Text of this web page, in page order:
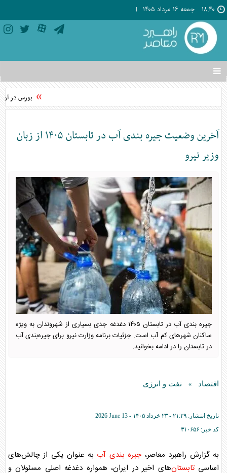
۱۸:۴۰ جمعه ۱۶ مرداد ۱۴۰۵
تغییر
وضعیت
منوی
ها
بورس در
آخرین وضعیت جیره بندی آب در تابستان ۱۴۰۵ از زبان
وزیر نیرو
جیره بندی آب در تابستان ۱۴۰۵ دغدغه جدی بسیاری از شهروندان به ویژه
ساکنان شهرهای کم آب است. جزئیات برنامه وزارت نیرو برای جیره‌بندی آب
در تابستان را در ادامه بخوانید.
اقتصاد » نفت و انرژی
تاریخ انتشار: ۲۱:۲۹ - ۲۳ خرداد ۱۴۰۵ -
2026 June 13
کد خبر: ۳۱۰۶۵۶
به گزارش راهبرد معاصر،جیره بندی آب به عنوان یکی از چالش‌های
اساسیتابستان‌های اخیر در ایران، همواره دغدغه اصلی مسئولان و